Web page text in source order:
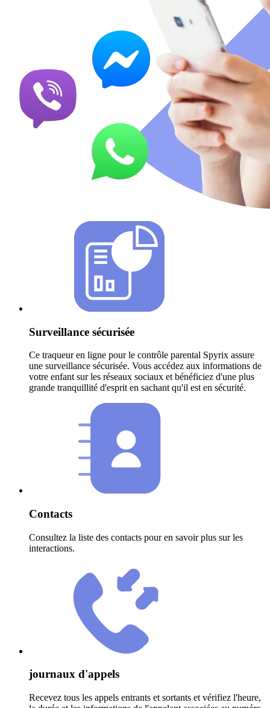
Surveillance sécurisée
Ce traqueur en ligne pour le contrôle parental Spyrix assure
une surveillance sécurisée. Vous accédez aux informations de
votre enfant sur les réseaux sociaux et bénéficiez d'une plus
grande tranquillité d'esprit en sachant qu'il est en sécurité.
Contacts
Consultez la liste des contacts pour en savoir plus sur les
interactions.
journaux d'appels
Recevez tous les appels entrants et sortants et vérifiez l'heure,